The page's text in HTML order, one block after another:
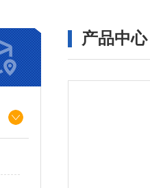
产品中心